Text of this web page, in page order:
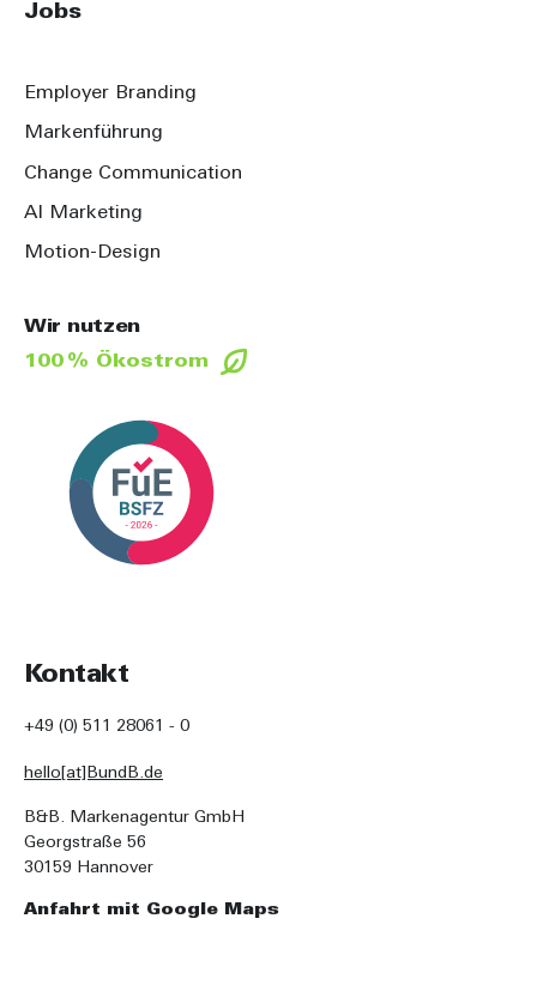
Jobs
Kontakt
+49 (0) 511 28061 - 0
hello[at]BundB.de
B&B. Markenagentur GmbH
Georgstraße 56
30159 Hannover
Anfahrt mit Google Maps
Wir nutzen
100 % Ökostrom
Employer Branding
Markenführung
Change Communication
AI Marketing
Motion-Design